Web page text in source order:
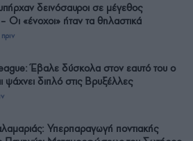
υπήρχαν δεινόσαυροι σε μέγεθος
– Οι «ένοχοι» ήταν τα θηλαστικά
Έβαλε δύσκολα στον εαυτό του ο
διπλό στις Βρυξέλλες
Υπερπαραγωγή ποντιακής